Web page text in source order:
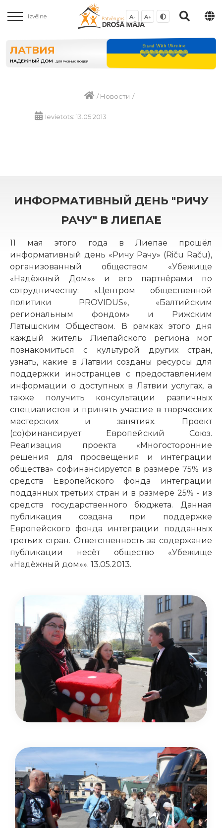
Izvēlne A- A+
ЛАТВИЯ
НАДЕЖНЫЙ ДОМ ДЛЯ РАЗНЫХ ЛЮДЕЙ
/Новости /
Ievietots: 13.05.2013
ИНФОРМАТИВНЫЙ ДЕНЬ "РИЧУ
РАЧУ" В ЛИЕПАЕ
11 мая этого года в Лиепае прошёл
информативный день «Ричу Рачу» (Riču Raču),
организованный обществом «Убежище
«Надёжный Дом»» и его партнёрами по
сотрудничеству: «Центром общественной
политики PROVIDUS», «Балтийским
региональным фондом» и Рижским
Латышским Обществом. В рамках этого дня
каждый житель Лиепайского региона мог
познакомиться с культурой других стран,
узнать, какие в Латвии созданы ресурсы для
поддержки иностранцев с предоставлением
информации о доступных в Латвии услугах, а
также получить консультации различных
специалистов и принять участие в творческих
мастерских и занятиях. Проект
(со)финансирует Европейский Союз.
Реализация проекта «Многосторонние
решения для просвещения и интеграции
общества» софинансируется в размере 75% из
средств Европейского фонда интеграции
подданных третьих стран и в размере 25% - из
средств государственного бюджета. Данная
публикация создана при поддержке
Европейского фонда интеграции подданных
третьих стран. Ответственность за содержание
публикации несёт общество «Убежище
«Надёжный дом»». 13.05.2013.